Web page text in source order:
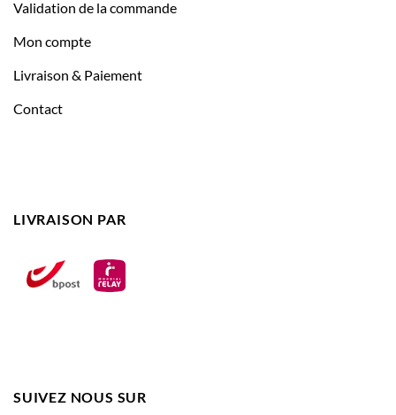
Validation de la commande
Mon compte
Livraison & Paiement
Contact
LIVRAISON PAR
SUIVEZ NOUS SUR